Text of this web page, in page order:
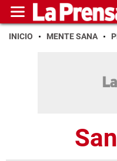
INICIO MENTE SANA